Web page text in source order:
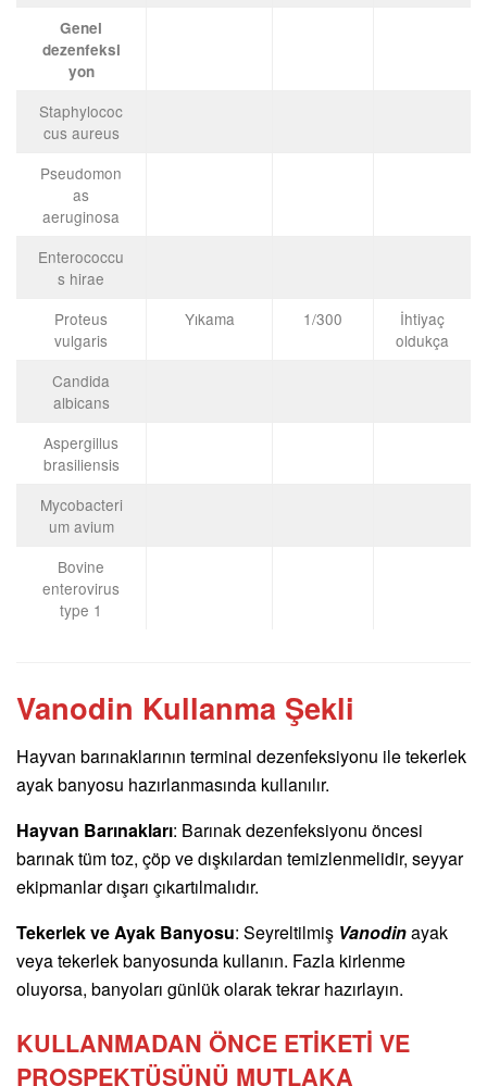
Genel
dezenfeksi
yon
Staphylococ
cus aureus
Pseudomon
as
aeruginosa
Enterococcu
s hirae
Proteus
vulgaris
Yıkama 1/300
İhtiyaç
oldukça
Candida
albicans
Aspergillus
brasiliensis
Mycobacteri
um avium
Bovine
enterovirus
type 1
Vanodin Kullanma Şekli
Hayvan barınaklarının terminal dezenfeksiyonu ile tekerlek
ayak banyosu hazırlanmasında kullanılır.
Hayvan Barınakları: Barınak dezenfeksiyonu öncesi
barınak tüm toz, çöp ve dışkılardan temizlenmelidir, seyyar
ekipmanlar dışarı çıkartılmalıdır.
Tekerlek ve Ayak Banyosu: Seyreltilmiş Vanodinayak
veya tekerlek banyosunda kullanın. Fazla kirlenme
oluyorsa, banyoları günlük olarak tekrar hazırlayın.
KULLANMADAN ÖNCE ETİKETİ VE
PROSPEKTÜSÜNÜ MUTLAKA